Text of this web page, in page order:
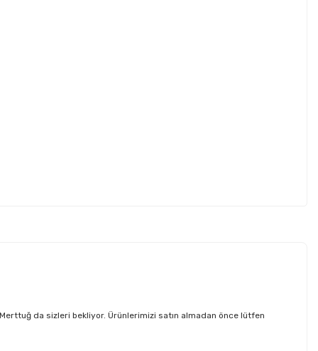
da sizleri bekliyor. Ürünlerimizi satın almadan önce lütfen